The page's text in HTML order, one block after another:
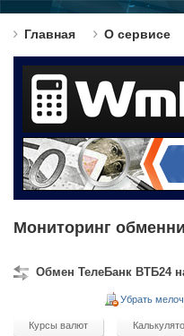
Главная О сервисе
Мониторинг
Обмен ТелеБанк ВТБ24
Убрать